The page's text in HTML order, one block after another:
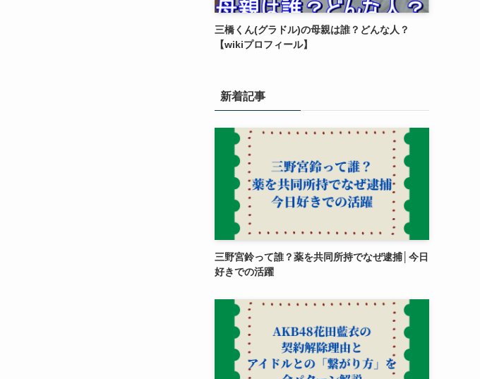
三橋くん(グラドル)の母親は誰？どんな人？
【wikiプロフィール】
新着記事
三野宮鈴って誰？薬を共同所持でなぜ逮捕│今日
好きでの活躍